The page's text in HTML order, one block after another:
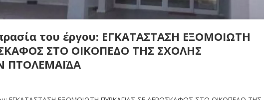
του έργου: ΕΓΚΑΤΑΣΤΑΣΗ ΕΞΟΜΟΙΩΤΗ
ΣΤΟ ΟΙΚΟΠΕΔΟ ΤΗΣ ΣΧΟΛΗΣ
ΠΤΟΛΕΜΑΪΔΑ